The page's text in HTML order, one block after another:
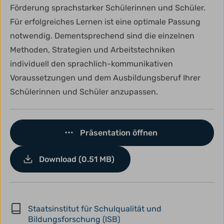
Förderung sprachstarker Schülerinnen und Schüler.
Für erfolgreiches Lernen ist eine optimale Passung
notwendig. Dementsprechend sind die einzelnen
Methoden, Strategien und Arbeitstechniken
individuell den sprachlich-kommunikativen
Voraussetzungen und dem Ausbildungsberuf Ihrer
Schülerinnen und Schüler anzupassen.
Präsentation öffnen
Download (0.51 MB)
Staatsinstitut für Schulqualität und
Bildungsforschung (ISB)